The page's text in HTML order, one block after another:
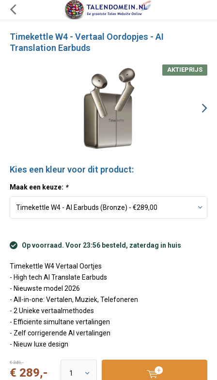
Timekettle W4 - Vertaal Oordopjes - AI
Translation Earbuds
AKTIEPRIJS
Kies een kleur voor dit product:
Maak een keuze: *
Op voorraad. Voor 23:56 besteld, zaterdag in huis
Timekettle W4 Vertaal Oortjes
- High tech AI Translate Earbuds
- Nieuwste model 2026
- All-in-one: Vertalen, Muziek, Telefoneren
- 2 Unieke vertaalmethodes
- Efficiente simultane vertalingen
- Zelf corrigerende AI vertalingen
- Nieuw luxe design
€ 349,-
€ 289,-